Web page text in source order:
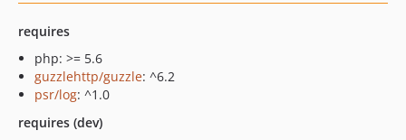
requires
php: >= 5.6
guzzlehttp/guzzle: ^6.2
psr/log: ^1.0
requires (dev)